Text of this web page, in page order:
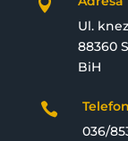

Ul.
88360
BiH

Telefon
036/